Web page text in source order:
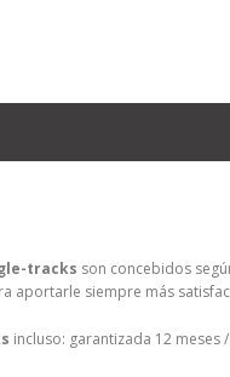
tracks son concebidos
aportarle siempre más
incluso: garantizada 12 meses